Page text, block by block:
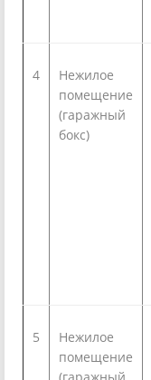
4
Нежилое
помещение
(гаражный
бокс)
5
Нежилое
помещение
(гаражный